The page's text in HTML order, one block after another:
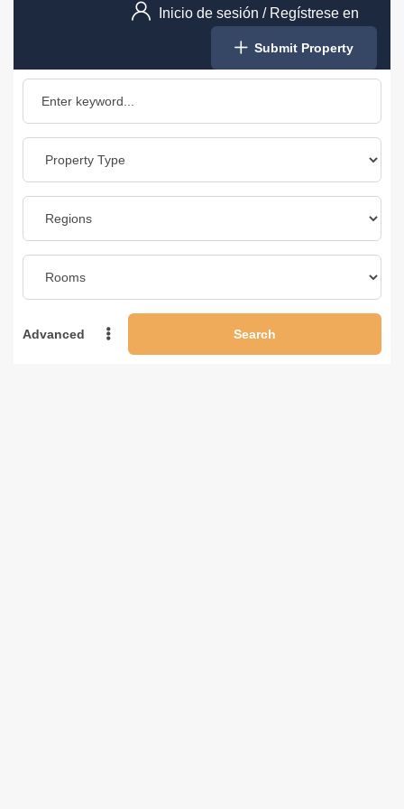
Inicio de sesión / Regístrese en
Submit Property
Advanced Search